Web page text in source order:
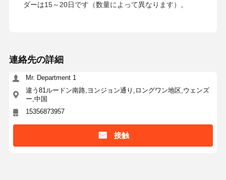
ダーは15～20日です（数量によって異なります）。
連絡先の詳細
Mr. Department 1
違う81ルードン南路,ヨンジョン通り,ロングワン地区,ウェンズ
ー,中国
15356873957
接触